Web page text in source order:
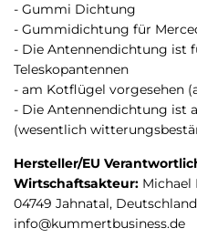
- Gummi Dichtung
- Gummidichtung für
- Die Antennendichtung ist
Teleskopantennen
- am Kotflügel vorgesehen
- Die Antennendichtung ist
(wesentlich
Hersteller/EU
Wirtschaftsakteur: Michael
04749 Jahnatal,
info@kummertbusiness.de